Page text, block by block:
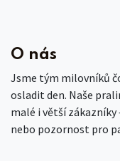
O nás
Jsme tým milovníků
osladit den. Naše
malé i větší zákazníky
nebo pozornost pro